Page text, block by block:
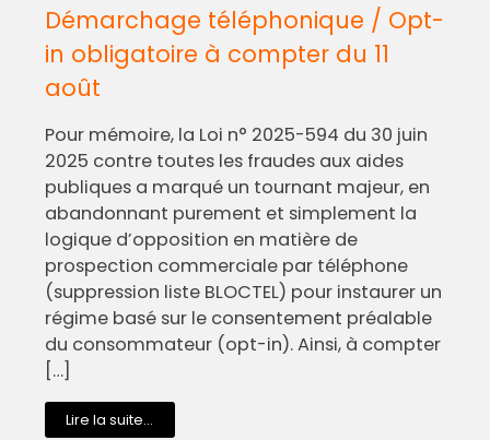
Démarchage téléphonique / Opt-
in obligatoire à compter du 11
août
Pour mémoire, la Loi n° 2025-594 du 30 juin
2025 contre toutes les fraudes aux aides
publiques a marqué un tournant majeur, en
abandonnant purement et simplement la
logique d’opposition en matière de
prospection commerciale par téléphone
(suppression liste BLOCTEL) pour instaurer un
régime basé sur le consentement préalable
du consommateur (opt-in). Ainsi, à compter
[…]
Lire la suite...